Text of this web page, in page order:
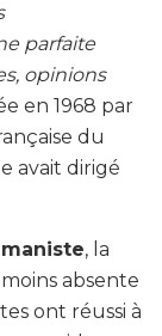
parfaite
opinions
en 1968 par
du
avait dirigé
, la
moins absente
ont réussi à